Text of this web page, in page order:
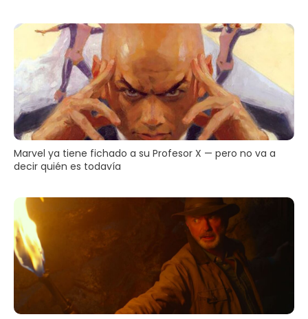
Marvel ya tiene fichado a su Profesor X — pero no va a
decir quién es todavía